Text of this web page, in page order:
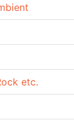
etc.